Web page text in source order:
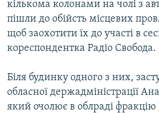
СПЕЦПРОЕКТИ
ДЕПОРТАЦІЯ
СВІДЧЕННЯ ОКУПАЦІЇ
УКРАЇНСЬКА ПРОБЛЕМА КРИМУ
ЯК ОБІЙТИ БЛОКУВАННЯ
Русский
Qırımtatar
кількома колонами на чолі з
пішли до обійсть місцевих
щоб заохотити їх до участі в
кореспондентка Радіо Свобода.
Біля будинку одного з них,
обласної держадміністрації
який очолює в облраді фракцію